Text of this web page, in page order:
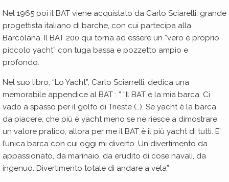
Nel 1965 poi il BAT viene acquistato da Carlo Sciarelli, grande
progettista italiano di barche, con cui partecipa alla
Barcolana. Il BAT 200 qui torna ad essere un “vero e proprio
piccolo yacht” con tuga bassa e pozzetto ampio e
profondo.
Nel suo libro, “Lo Yacht”, Carlo Sciarrelli, dedica una
memorabile appendice al BAT : ” “Il BAT è la mia barca. Ci
vado a spasso per il golfo di Trieste (…). Se yacht è la barca
da piacere, che più è yacht meno se ne riesce a dimostrare
un valore pratico, allora per me il BAT è il più yacht di tutti. E’
l’unica barca con cui oggi mi diverto. Un divertimento da
appassionato, da marinaio, da erudito di cose navali, da
ingenuo. Divertimento totale di andare a vela”